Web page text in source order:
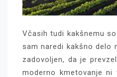
Včasih tudi kakšnemu
sam naredi kakšno delo
zadovoljen, da je
moderno kmetovanje